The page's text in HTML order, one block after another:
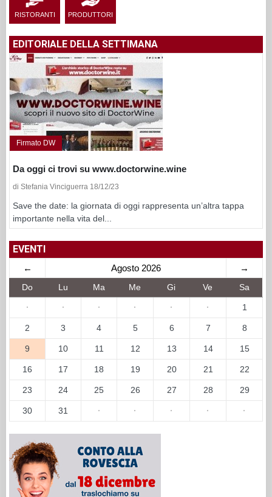
RISTORANTI PRODUTTORI
EDITORIALE DELLA SETTIMANA
Firmato DW
Da oggi ci trovi su www.doctorwine.wine
di Stefania Vinciguerra 18/12/23
Save the date: la giornata di oggi rappresenta un’altra tappa
importante nella vita del...
EVENTI
← Agosto 2026 →
Do Lu Ma Me Gi Ve Sa
· · · · · · 1
2 3 4 5 6 7 8
9 10 11 12 13 14 15
16 17 18 19 20 21 22
23 24 25 26 27 28 29
30 31 · · · · ·